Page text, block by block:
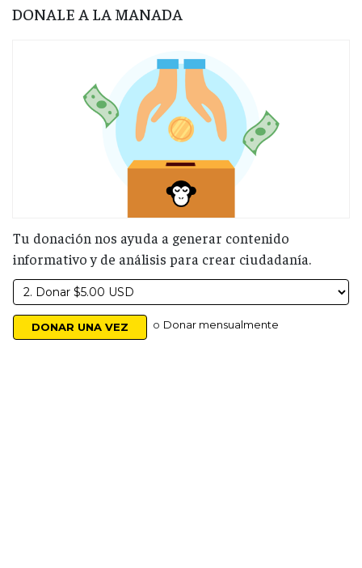
DONALE A LA MANADA
Tu donación nos ayuda a generar contenido
informativo y de análisis para crear ciudadanía.
o Donar mensualmente